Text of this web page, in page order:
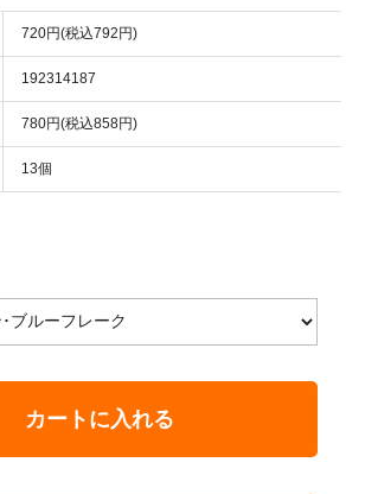
720円(税込792円)
192314187
780円(税込858円)
13個
カートに入れる